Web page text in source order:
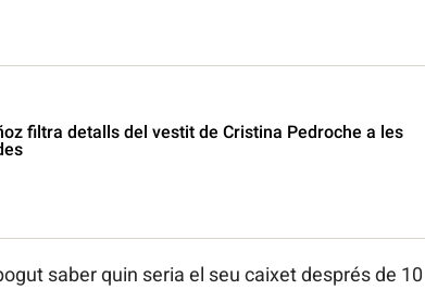
filtra detalls del vestit de Cristina Pedroche a les
saber quin seria el seu caixet després de 10